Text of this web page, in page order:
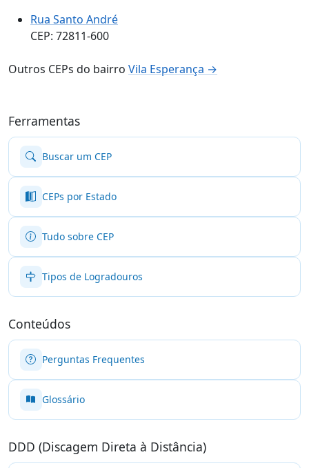
Rua Santo André
CEP: 72811-600
Outros CEPs do bairro Vila Esperança →
Ferramentas
Buscar um CEP
CEPs por Estado
Tudo sobre CEP
Tipos de Logradouros
Conteúdos
Perguntas Frequentes
Glossário
DDD (Discagem Direta à Distância)